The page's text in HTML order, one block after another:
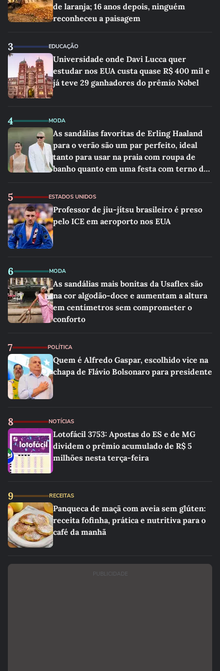
de laranja; 16 anos depois, ninguém
reconheceu a paisagem
3 EDUCAÇÃO
Universidade onde Davi Lucca quer
estudar nos EUA custa quase R$ 400 mil e
já teve 29 ganhadores do prêmio Nobel
4 MODA
As sandálias favoritas de Erling Haaland
para o verão são um par perfeito, ideal
tanto para usar na praia com roupa de
banho quanto em uma festa com terno de
5 ESTADOS UNIDOS
Professor de jiu-jítsu brasileiro é preso
pelo ICE em aeroporto nos EUA
6 MODA
As sandálias mais bonitas da Usaflex são
na cor algodão-doce e aumentam a altura
em centímetros sem comprometer o
conforto
7 POLÍTICA
Quem é Alfredo Gaspar, escolhido vice na
chapa de Flávio Bolsonaro para presidente
8 NOTÍCIAS
Lotofácil 3753: Apostas do ES e de MG
dividem o prêmio acumulado de R$ 5
milhões nesta terça-feira
9 RECEITAS
Panqueca de maçã com aveia sem glúten:
receita fofinha, prática e nutritiva para o
café da manhã
PUBLICIDADE